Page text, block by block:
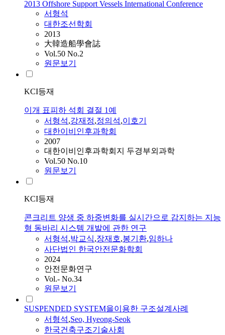
2013 Offshore Support Vessels International Conference
서형석
대한조선학회
2013
大韓造船學會誌
Vol.50 No.2
원문보기
KCI등재
이개 표피하 석회 결절 1예
서형석,강재정,정의석,이호기
대한이비인후과학회
2007
대한이비인후과학회지 두경부외과학
Vol.50 No.10
원문보기
KCI등재
콘크리트 양생 중 하중변화를 실시간으로 감지하는 지능
형 동바리 시스템 개발에 관한 연구
서형석,박교식,장재호,봉기환,임하나
사단법인 한국안전문화학회
2024
안전문화연구
Vol.- No.34
원문보기
SUSPENDED SYSTEM을이용한 구조설계사례
서형석,Seo, Hyeong-Seok
한국건축구조기술사회